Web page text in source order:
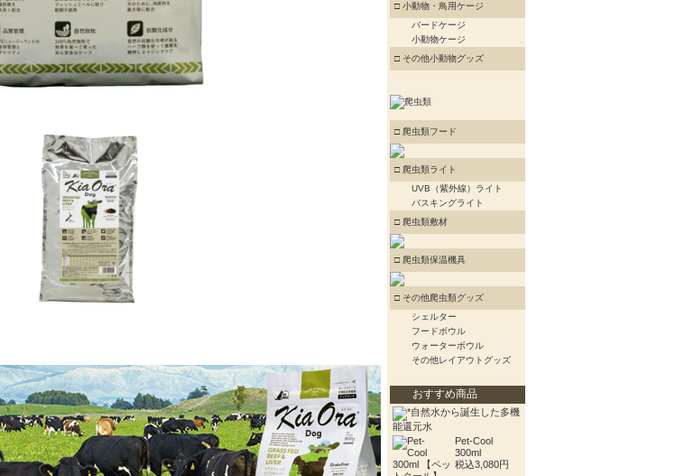
□ 小動物・鳥用ケージ
バードケージ
小動物ケージ
□ その他小動物グッズ
□ 爬虫類フード
□ 爬虫類ライト
UVB（紫外線）ライト
バスキングライト
□ 爬虫類敷材
□ 爬虫類保温機具
□ その他爬虫類グッズ
シェルター
フードボウル
ウォーターボウル
その他レイアウトグッズ
おすすめ商品
自然水から誕生した多機
能還元水
Pet-Cool
300ml
税込3,080円